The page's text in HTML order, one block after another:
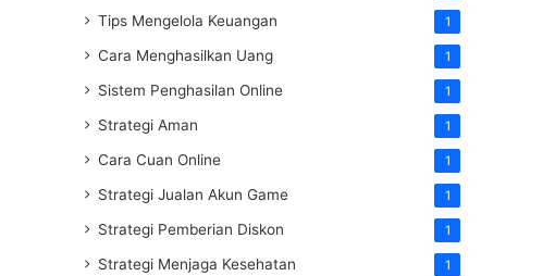
Tips Mengelola Keuangan 1
Cara Menghasilkan Uang 1
Sistem Penghasilan Online 1
Strategi Aman 1
Cara Cuan Online 1
Strategi Jualan Akun Game 1
Strategi Pemberian Diskon 1
Strategi Menjaga Kesehatan 1